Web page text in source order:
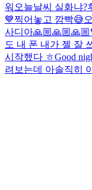
워 오늘날씨 실화냐?
💙찍어놓고 깜빡😅
사디아
도 내 폰 내가 젤 잘
시작했다 ㅎGood
려보는데 아솔직히